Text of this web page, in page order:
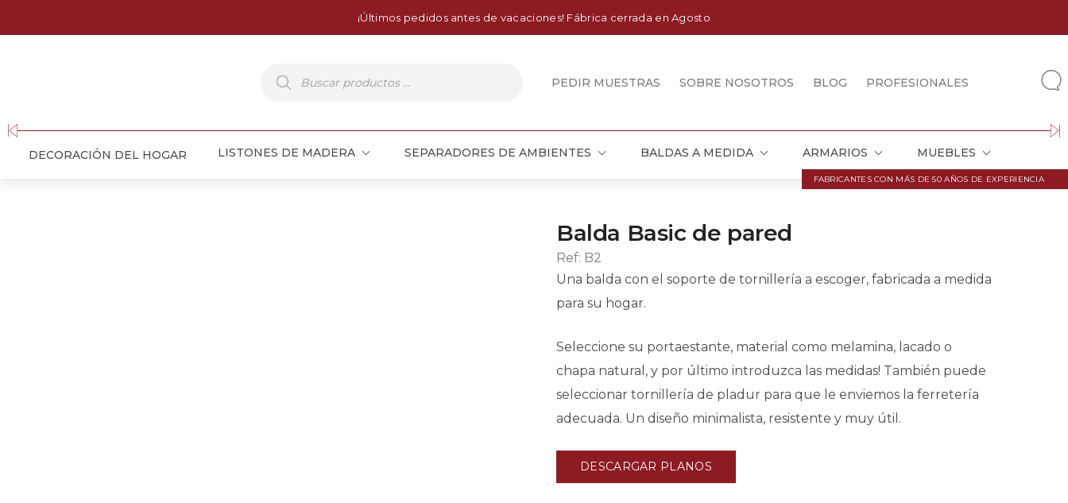
¡Últimos pedidos antes de vacaciones! Fábrica cerrada en Agosto
productos
PEDIR MUESTRAS SOBRE NOSOTROS BLOG PROFESIONALES
FABRICANTES CON MÁS DE 50 AÑOS DE EXPERIENCIA
DECORACIÓN DEL HOGAR LISTONES DE MADERA SEPARADORES DE AMBIENTES BALDAS A MEDIDA ARMARIOS MUEBLES
Balda Basic de pared
Ref: B2
Una balda con el soporte de tornillería a escoger, fabricada a medida
para su hogar.
Seleccione su portaestante, material como melamina, lacado o
chapa natural, y por último introduzca las medidas! También puede
seleccionar tornillería de pladur para que le enviemos la ferretería
adecuada. Un diseño minimalista, resistente y muy útil.
DESCARGAR PLANOS